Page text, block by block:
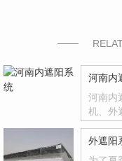
河南内
河南内
机、外
外遮阳